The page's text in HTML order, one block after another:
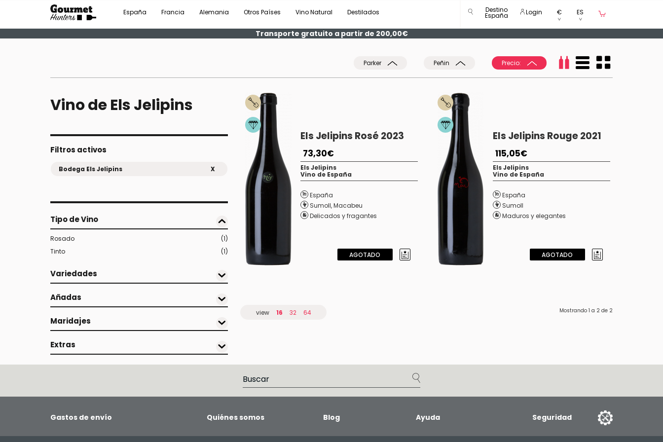
España Francia Alemania Otros Países Vino Natural Destilados Destino
España Login € ES
Transporte gratuito a partir de 200,00€
Parker Peñin Precio:
Vino de Els Jelipins
Filtros activos
Bodega Els Jelipins X
Tipo de Vino
Rosado
(1)
Tinto
(1)
Variedades
Añadas
Maridajes
Extras
Els Jelipins Rosé 2023
73,30€
Els Jelipins
Vino de España
España
Sumoll,Macabeu
Delicados y fragantes
AGOTADO
Els Jelipins Rouge 2021
115,05€
Els Jelipins
Vino de España
España
Sumoll
Maduros y elegantes
AGOTADO
view 16 32 64 Mostrando 1 a 2de 2
Gastos de envío Quiénes somos Blog Ayuda Seguridad